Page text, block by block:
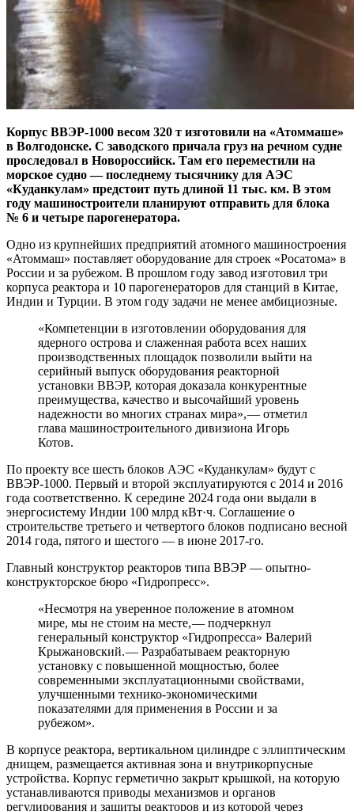
Корпус ВВЭР‑1000 весом 320 т изготовили на «Атоммаше»
в Волгодонске. С заводского причала груз на речном судне
проследовал в Новороссийск. Там его переместили на
морское судно — ​последнему тысячнику для АЭС
«Куданкулам» предстоит путь длиной 11 тыс. км. В этом
году машиностроители планируют отправить для блока
№ 6 и четыре парогенератора.
Одно из крупнейших предприятий атомного машиностроения
«Атоммаш» поставляет оборудование для строек «Росатома» в
России и за рубежом. В прошлом году завод изготовил три
корпуса реактора и 10 парогенераторов для станций в Китае,
Индии и Турции. В этом году задачи не менее амбициозные.
«Компетенции в изготовлении оборудования для
ядерного острова и слаженная работа всех наших
производственных площадок позволили выйти на
серийный выпуск оборудования реакторной
установки ВВЭР, которая доказала конкурентные
преимущества, качество и высочайший уровень
надежности во многих странах мира», — ​отметил
глава машиностроительного дивизиона Игорь
Котов.
По проекту все шесть блоков АЭС «Куданкулам» будут с
ВВЭР‑1000. Первый и второй эксплуатируются с 2014 и 2016
года соответственно. К середине 2024 года они выдали в
энергосистему Индии 100 млрд кВт·ч. Соглашение о
строительстве третьего и четвертого блоков подписано весной
2014 года, пятого и шестого — ​в июне 2017‑го.
Главный конструктор реакторов типа ВВЭР — ​опытно-
конструкторское бюро «Гидропресс».
«Несмотря на уверенное положение в атомном
мире, мы не стоим на месте, — ​подчеркнул
генеральный конструктор «Гидропресса» Валерий
Крыжановский. — ​Разрабатываем реакторную
установку с повышенной мощностью, более
современными эксплуатационными свойствами,
улучшенными технико-экономическими
показателями для применения в России и за
рубежом».
В корпусе реактора, вертикальном цилиндре с эллиптическим
днищем, размещается активная зона и внутрикорпусные
устройства. Корпус герметично закрыт крышкой, на которую
устанавливаются приводы механизмов и органов
регулирования и защиты реакторов и из которой через